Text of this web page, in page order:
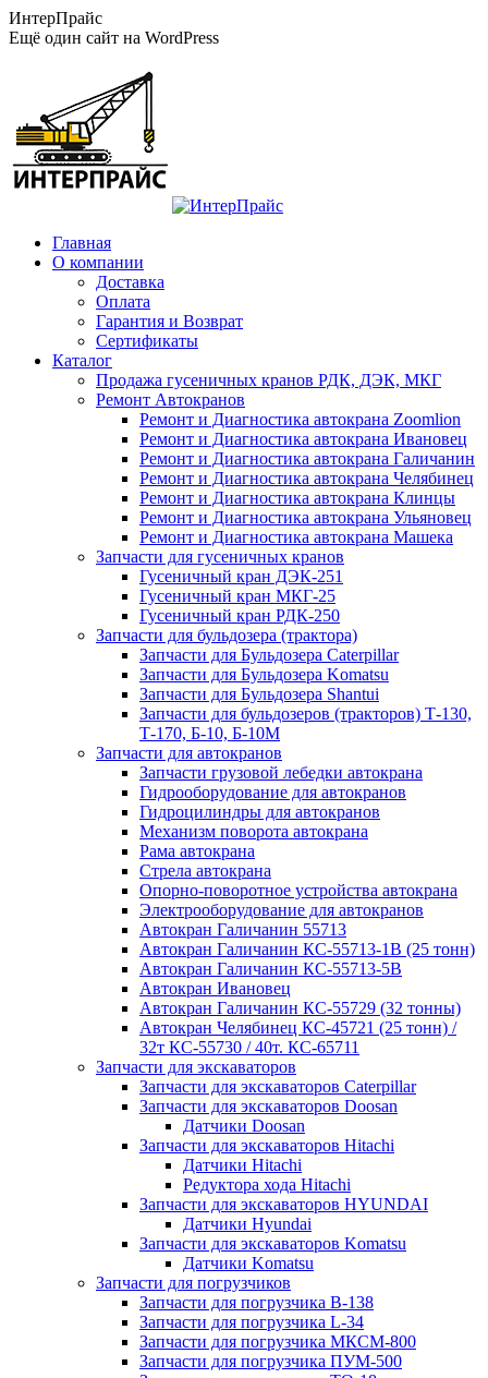
Перейти
к
ИнтерПрайс
Ещё один сайт на WordPress
Главная
О компании
Доставка
Оплата
Гарантия и Возврат
Сертификаты
Каталог
Продажа гусеничных кранов РДК, ДЭК, МКГ
Ремонт Автокранов
Ремонт и Диагностика автокрана Zoomlion
Ремонт и Диагностика автокрана Ивановец
Ремонт и Диагностика автокрана Галичанин
Ремонт и Диагностика автокрана Челябинец
Ремонт и Диагностика автокрана Клинцы
Ремонт и Диагностика автокрана Ульяновец
Ремонт и Диагностика автокрана Машека
Запчасти для гусеничных кранов
Гусеничный кран ДЭК-251
Гусеничный кран МКГ-25
Гусеничный кран РДК-250
Запчасти для бульдозера (трактора)
Запчасти для Бульдозера Caterpillar
Запчасти для Бульдозера Komatsu
Запчасти для Бульдозера Shantui
Запчасти для бульдозеров (тракторов) Т-130,
Т-170, Б-10, Б-10М
Запчасти для автокранов
Запчасти грузовой лебедки автокрана
Гидрооборудование для автокранов
Гидроцилиндры для автокранов
Механизм поворота автокрана
Рама автокрана
Стрела автокрана
Опорно-поворотное устройства автокрана
Электрооборудование для автокранов
Автокран Галичанин 55713
Автокран Галичанин КС-55713-1В (25 тонн)
Автокран Галичанин КС-55713-5В
Автокран Ивановец
Автокран Галичанин КС-55729 (32 тонны)
Автокран Челябинец КС-45721 (25 тонн) /
32т КС-55730 / 40т. КС-65711
Запчасти для экскаваторов
Запчасти для экскаваторов Caterpillar
Запчасти для экскаваторов Doosan
Датчики Doosan
Запчасти для экскаваторов Hitachi
Датчики Hitachi
Редуктора хода Hitachi
Запчасти для экскаваторов HYUNDAI
Датчики Hyundai
Запчасти для экскаваторов Komatsu
Датчики Komatsu
Запчасти для погрузчиков
Запчасти для погрузчика B-138
Запчасти для погрузчика L-34
Запчасти для погрузчика МКСМ-800
Запчасти для погрузчика ПУМ-500